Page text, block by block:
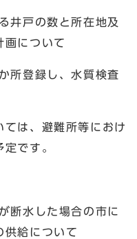
井戸の数と所在地及
画について
所登録し、水質検査
は、避難所等におけ
です。
水した場合の市に
供給について